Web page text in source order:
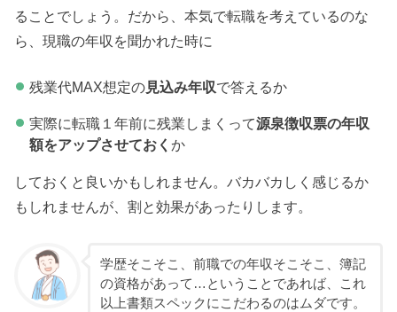
ることでしょう。だから、本気で転職を考えているのな
ら、現職の年収を聞かれた時に
残業代MAX想定の見込み年収で答えるか
実際に転職１年前に残業しまくって源泉徴収票の年収
額をアップさせておく か
しておくと良いかもしれません。バカバカしく感じるか
もしれませんが、割と効果があったりします。
学歴そこそこ、前職での年収そこそこ、簿記
の資格があって…ということであれば、これ
以上書類スペックにこだわるのはムダです。